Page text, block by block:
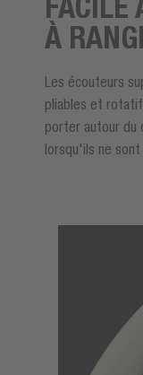
À
Les écouteurs
pliables et
porter autour du
lorsqu'ils ne